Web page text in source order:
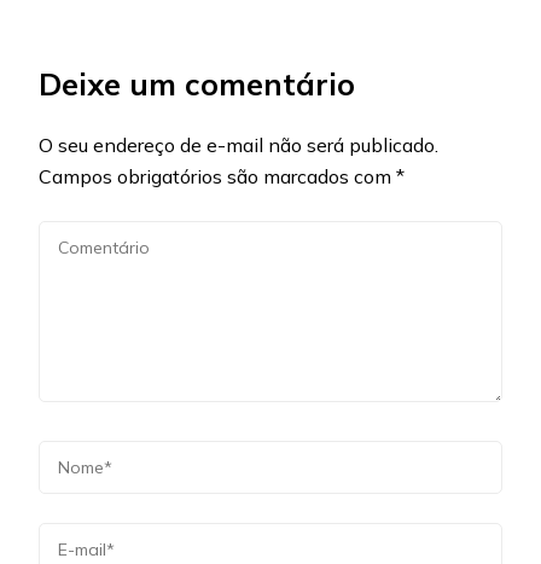
Deixe um comentário
O seu endereço de e-mail não será publicado.
Campos obrigatórios são marcados com *